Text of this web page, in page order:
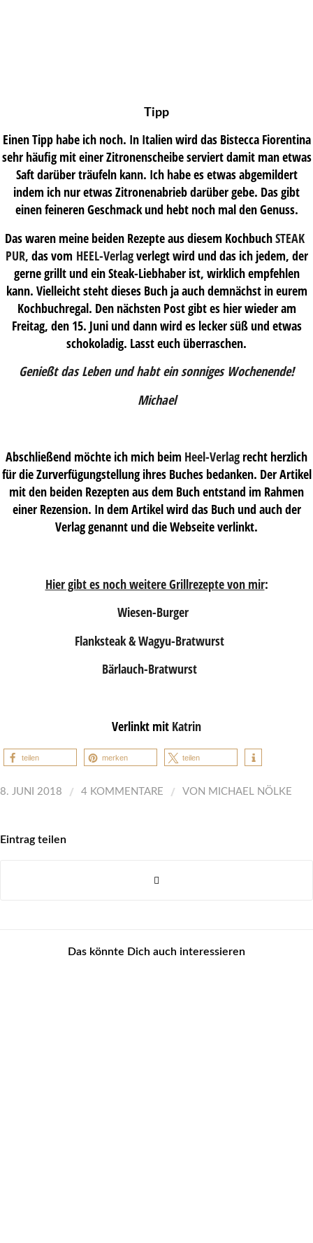
Tipp
Einen Tipp habe ich noch. In Italien wird das Bistecca Fiorentina
sehr häufig mit einer Zitronenscheibe serviert damit man etwas
Saft darüber träufeln kann. Ich habe es etwas abgemildert
indem ich nur etwas Zitronenabrieb darüber gebe. Das gibt
einen feineren Geschmack und hebt noch mal den Genuss.
Das waren meine beiden Rezepte aus diesem KochbuchSTEAK
PUR, das vom HEEL-Verlagverlegt wird und das ich jedem, der
gerne grillt und ein Steak-Liebhaber ist, wirklich empfehlen
kann. Vielleicht steht dieses Buch ja auch demnächst in eurem
Kochbuchregal. Den nächsten Post gibt es hier wieder am
Freitag, den 15. Juni und dann wird es lecker süß und etwas
schokoladig. Lasst euch überraschen.
Genießt das Leben und habt ein sonniges Wochenende!
Michael
Abschließend möchte ich mich beim Heel-Verlag recht herzlich
für die Zurverfügungstellung ihres Buches bedanken. Der Artikel
mit den beiden Rezepten aus dem Buch entstand im Rahmen
einer Rezension. In dem Artikel wird das Buch und auch der
Verlag genannt und die Webseite verlinkt.
Hier gibt es noch weitere Grillrezepte von mir:
Wiesen-Burger
Flanksteak & Wagyu-Bratwurst
Bärlauch-Bratwurst
Verlinkt mit Katrin
teilen merken teilen
8. JUNI 2018 / 4 KOMMENTARE / VON MICHAEL NÖLKE
Eintrag teilen
Das könnte Dich auch interessieren